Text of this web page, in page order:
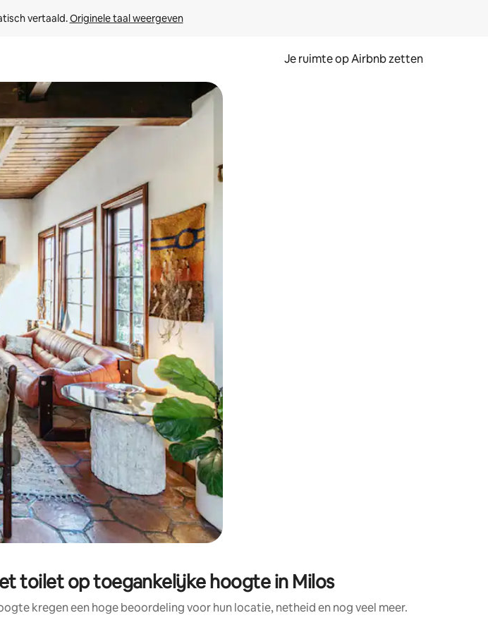
vertaald. Originele taal weergeven
Je ruimte op Airbnb zetten
omhoog en omlaag, óf door te tikken of swipen.
toilet op toegankelijke hoogte in Milos
kregen een hoge beoordeling voor hun locatie, netheid en nog veel meer.